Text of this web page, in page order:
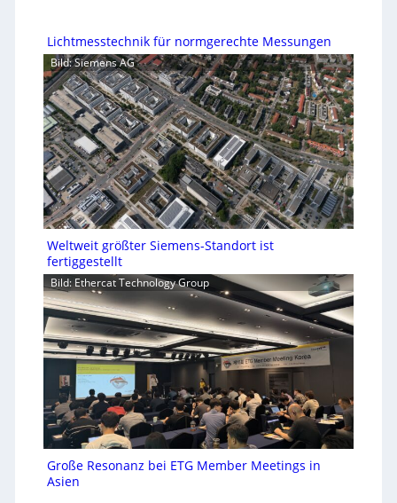
Lichtmesstechnik für normgerechte Messungen
Bild: Siemens AG
Weltweit größter Siemens-Standort ist
fertiggestellt
Bild: Ethercat Technology Group
Große Resonanz bei ETG Member Meetings in
Asien